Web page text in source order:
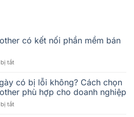
có kết nối phần mềm bán
tắtở
in
nhãn
Brother
có
có bị lỗi không? Cách chọn
phù hợp cho doanh nghiệp
tắtở